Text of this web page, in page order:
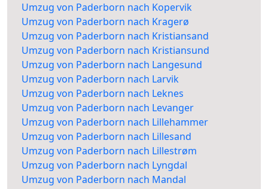
Umzug von Paderborn nach Kopervik
Umzug von Paderborn nach Kragerø
Umzug von Paderborn nach Kristiansand
Umzug von Paderborn nach Kristiansund
Umzug von Paderborn nach Langesund
Umzug von Paderborn nach Larvik
Umzug von Paderborn nach Leknes
Umzug von Paderborn nach Levanger
Umzug von Paderborn nach Lillehammer
Umzug von Paderborn nach Lillesand
Umzug von Paderborn nach Lillestrøm
Umzug von Paderborn nach Lyngdal
Umzug von Paderborn nach Mandal